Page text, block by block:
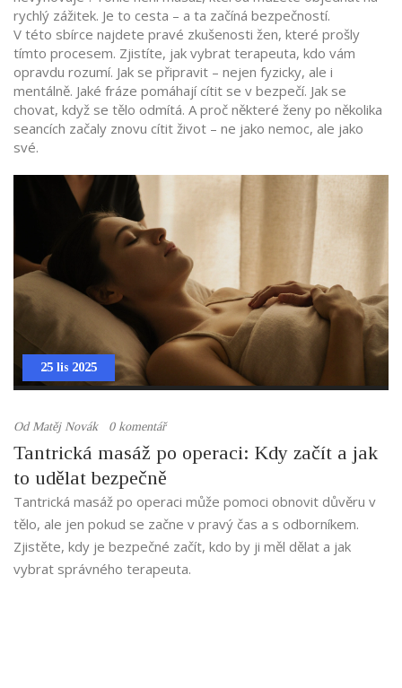
rychlý zážitek. Je to cesta – a ta začíná bezpečností.
V této sbírce najdete pravé zkušenosti žen, které prošly
tímto procesem. Zjistíte, jak vybrat terapeuta, kdo vám
opravdu rozumí. Jak se připravit – nejen fyzicky, ale i
mentálně. Jaké fráze pomáhají cítit se v bezpečí. Jak se
chovat, když se tělo odmítá. A proč některé ženy po několika
seancích začaly znovu cítit život – ne jako nemoc, ale jako
své.
25 lis 2025
OdMatěj Novák 0 komentář
Tantrická masáž po operaci: Kdy začít a jak
to udělat bezpečně
Tantrická masáž po operaci může pomoci obnovit důvěru v
tělo, ale jen pokud se začne v pravý čas a s odborníkem.
Zjistěte, kdy je bezpečné začít, kdo by ji měl dělat a jak
vybrat správného terapeuta.